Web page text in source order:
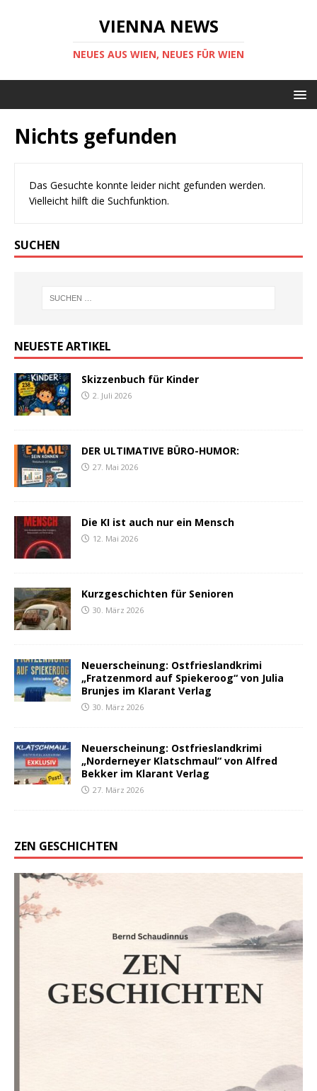
VIENNA NEWS
NEUES AUS WIEN, NEUES FÜR WIEN
Nichts gefunden
Das Gesuchte konnte leider nicht gefunden werden.
Vielleicht hilft die Suchfunktion.
SUCHEN
NEUESTE ARTIKEL
Skizzenbuch für Kinder
2. Juli 2026
DER ULTIMATIVE BÜRO-HUMOR:
27. Mai 2026
Die KI ist auch nur ein Mensch
12. Mai 2026
Kurzgeschichten für Senioren
30. März 2026
Neuerscheinung: Ostfrieslandkrimi
„Fratzenmord auf Spiekeroog“ von Julia
Brunjes im Klarant Verlag
30. März 2026
Neuerscheinung: Ostfrieslandkrimi
„Norderneyer Klatschmaul“ von Alfred
Bekker im Klarant Verlag
27. März 2026
ZEN GESCHICHTEN